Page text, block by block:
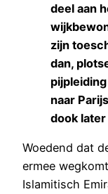
deel aan
zijn
dan,
naar
dook
Woedend dat
ermee
Islamitisch